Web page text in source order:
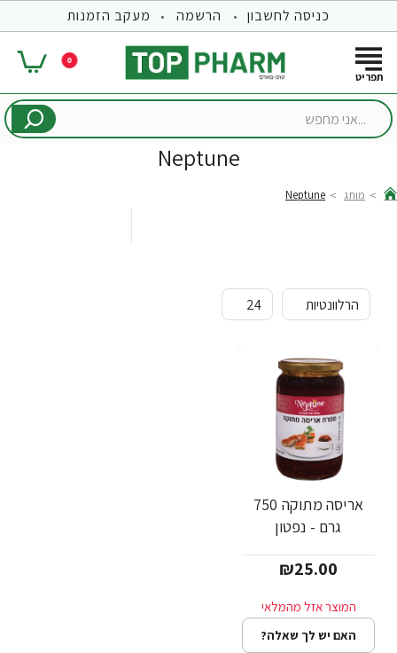
כניסה לחשבון הרשמה מעקב הזמנות
0
...אני
Neptune
מותג Neptune
אריסה מתוקה 750
גרם - נפטון
₪25.00
האם יש לך שאלה?